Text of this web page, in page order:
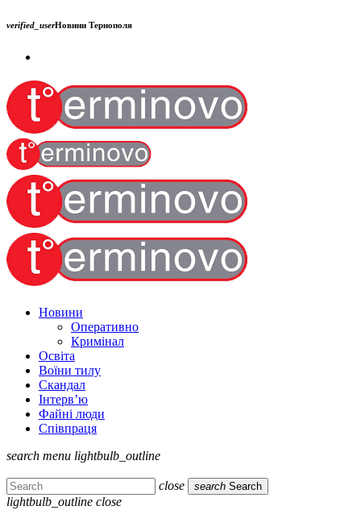
verified_userНовини Тернополя
Новини
Оперативно
Кримінал
Освіта
Воїни тилу
Скандал
Інтерв’ю
Файні люди
Співпраця
search menu lightbulb_outline
close search Search
lightbulb_outline close